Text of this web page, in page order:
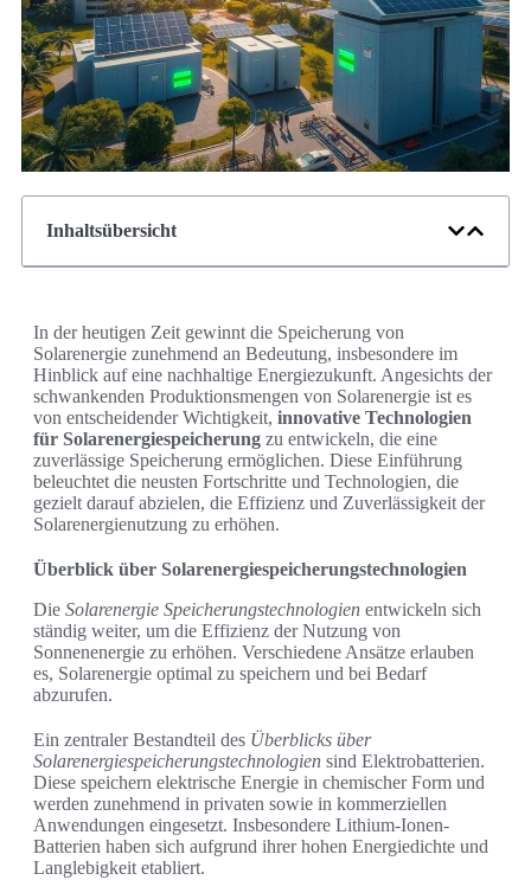
Inhaltsübersicht
In der heutigen Zeit gewinnt die Speicherung von
Solarenergie zunehmend an Bedeutung, insbesondere im
Hinblick auf eine nachhaltige Energiezukunft. Angesichts der
schwankenden Produktionsmengen von Solarenergie ist es
von entscheidender Wichtigkeit, innovative Technologien
für Solarenergiespeicherung zu entwickeln, die eine
zuverlässige Speicherung ermöglichen. Diese Einführung
beleuchtet die neusten Fortschritte und Technologien, die
gezielt darauf abzielen, die Effizienz und Zuverlässigkeit der
Solarenergienutzung zu erhöhen.
Überblick über Solarenergiespeicherungstechnologien
Die Solarenergie Speicherungstechnologien entwickeln sich
ständig weiter, um die Effizienz der Nutzung von
Sonnenenergie zu erhöhen. Verschiedene Ansätze erlauben
es, Solarenergie optimal zu speichern und bei Bedarf
abzurufen.
Ein zentraler Bestandteil des Überblicks über
Solarenergiespeicherungstechnologien sind Elektrobatterien.
Diese speichern elektrische Energie in chemischer Form und
werden zunehmend in privaten sowie in kommerziellen
Anwendungen eingesetzt. Insbesondere Lithium-Ionen-
Batterien haben sich aufgrund ihrer hohen Energiedichte und
Langlebigkeit etabliert.